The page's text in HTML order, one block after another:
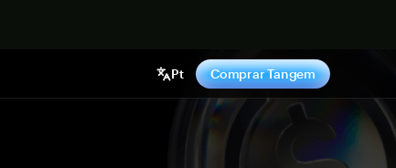
Pt Comprar Tangem